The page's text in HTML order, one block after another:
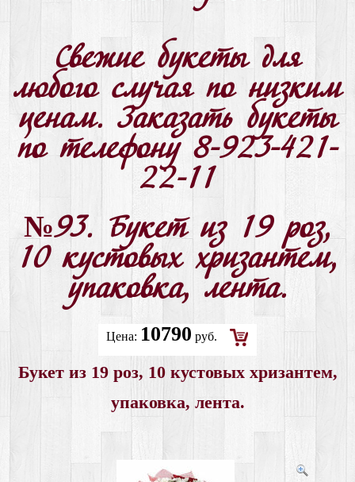
Свежие букеты для
любого случая по низким
ценам. Заказать букеты
по телефону 8-923-421-
22-11
№93. Букет из 19 роз,
10 кустовых хризантем,
упаковка, лента.
Цена: 10790 руб.
в
корзину
Букет из 19 роз, 10 кустовых хризантем,
упаковка, лента.